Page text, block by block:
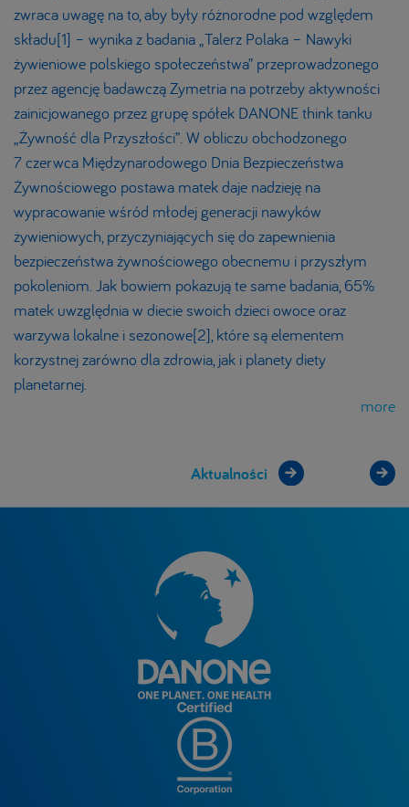
zwraca uwagę na to, aby były różnorodne pod względem
składu[1] – wynika z badania „Talerz Polaka – Nawyki
żywieniowe polskiego społeczeństwa” przeprowadzonego
przez agencję badawczą Zymetria na potrzeby aktywności
zainicjowanego przez grupę spółek DANONE think tanku
„Żywność dla Przyszłości”. W obliczu obchodzonego
7 czerwca Międzynarodowego Dnia Bezpieczeństwa
Żywnościowego postawa matek daje nadzieję na
wypracowanie wśród młodej generacji nawyków
żywieniowych, przyczyniających się do zapewnienia
bezpieczeństwa żywnościowego obecnemu i przyszłym
pokoleniom. Jak bowiem pokazują te same badania, 65%
matek uwzględnia w diecie swoich dzieci owoce oraz
warzywa lokalne i sezonowe[2], które są elementem
korzystnej zarówno dla zdrowia, jak i planety diety
planetarnej.
more
Aktualności